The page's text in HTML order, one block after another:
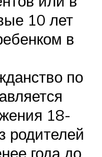
10 лет
в
по
18-
родителей
года до